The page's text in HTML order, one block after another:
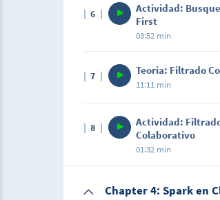
6
Actividad:
First
03:52 min
7 Teoria: Filtrado
11:11 min
8
Actividad:
Colaborativo
01:32 min
Chapter 4: Spark en